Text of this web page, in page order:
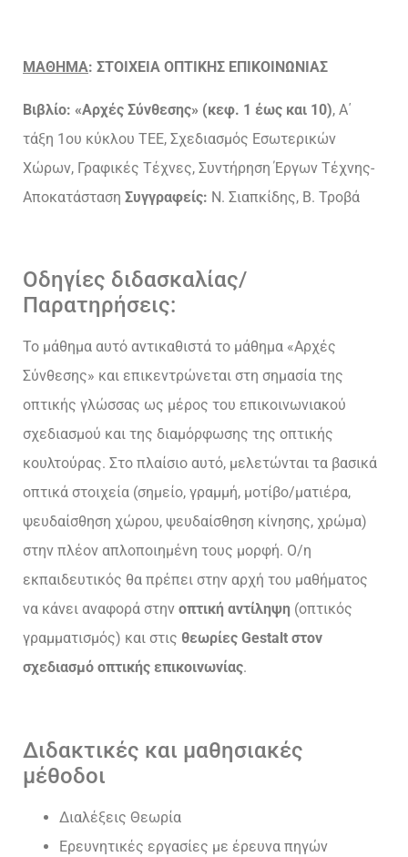
ΜΑΘΗΜΑ: ΣΤΟΙΧΕΙΑ ΟΠΤΙΚΗΣ ΕΠΙΚΟΙΝΩΝΙΑΣ
Βιβλίο: «Αρχές Σύνθεσης» (κεφ. 1 έως και 10), Α΄
τάξη 1ου κύκλου ΤΕΕ, Σχεδιασμός Εσωτερικών
Χώρων, Γραφικές Τέχνες, Συντήρηση Έργων Τέχνης-
Αποκατάσταση Συγγραφείς: Ν. Σιαπκίδης, Β. Τροβά
Οδηγίες διδασκαλίας/
Παρατηρήσεις:
Το μάθημα αυτό αντικαθιστά το μάθημα «Αρχές
Σύνθεσης» και επικεντρώνεται στη σημασία της
οπτικής γλώσσας ως μέρος του επικοινωνιακού
σχεδιασμού και της διαμόρφωσης της οπτικής
κουλτούρας. Στο πλαίσιο αυτό, μελετώνται τα βασικά
οπτικά στοιχεία (σημείο, γραμμή, μοτίβο/ματιέρα,
ψευδαίσθηση χώρου, ψευδαίσθηση κίνησης, χρώμα)
στην πλέον απλοποιημένη τους μορφή. Ο/η
εκπαιδευτικός θα πρέπει στην αρχή του μαθήματος
να κάνει αναφορά στην οπτική αντίληψη (οπτικός
γραμματισμός) και στις θεωρίες Gestalt στον
σχεδιασμό οπτικής επικοινωνίας.
Διδακτικές και μαθησιακές
μέθοδοι
Διαλέξεις Θεωρία
Ερευνητικές εργασίες με έρευνα πηγών